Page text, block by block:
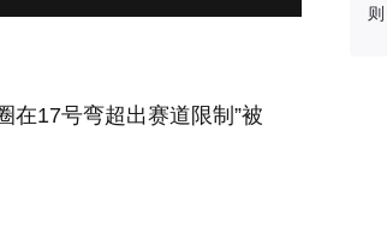
在17号弯超出赛道限制”被
则